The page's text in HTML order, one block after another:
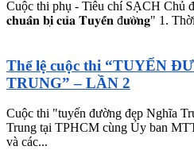
Cuộc thi phụ - Tiêu chí SẠCH Chủ
𝐜𝐡𝐮𝐚̂̉𝐧 𝐛𝐢̣ 𝐜𝐮̉𝐚 𝐓𝐮𝐲𝐞̂́𝐧 đ𝐮̛𝐨̛̀𝐧𝐠" 1.
Thể lệ cuộc thi “TUYẾN
TRUNG” – LẦN 2
Cuộc thi "tuyến đường đẹp Nghĩa
Trung tại TPHCM cùng Ủy ban
và các...